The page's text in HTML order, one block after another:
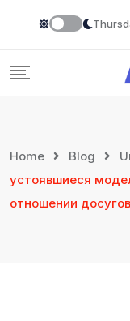
Home Blog
устоявшиеся
отношении